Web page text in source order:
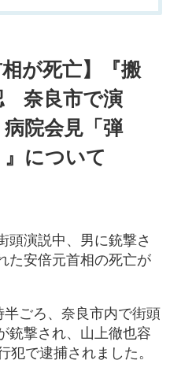
が死亡】『搬
奈良市で演
院会見「弾
について
頭演説中、男に銃撃さ
た安倍元首相の死亡が
ごろ、奈良市内で街頭
銃撃され、山上徹也容
で逮捕されました。